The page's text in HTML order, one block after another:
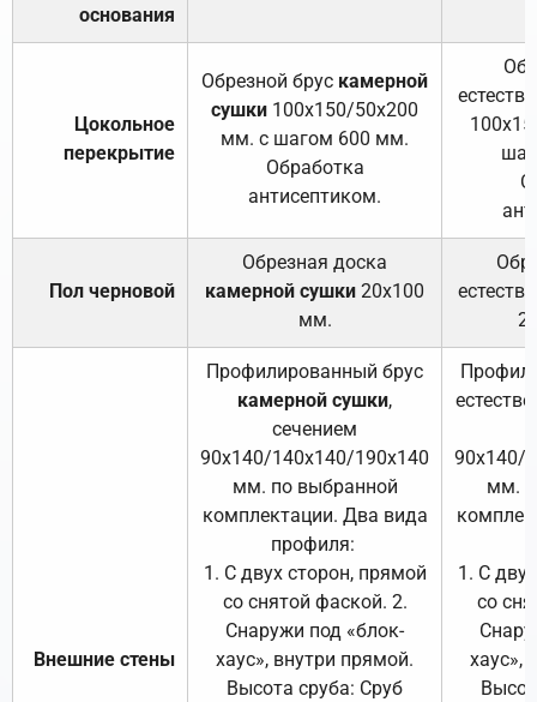
основания
Цокольное
перекрытие
Обрезной брус камерной
сушки 100х150/50х200
мм. с шагом 600 мм.
Обработка
антисептиком.
Пол черновой
Обрезная доска
камерной сушки 20х100
мм.
Внешние стены
Профилированный брус
камерной сушки,
сечением
90х140/140х140/190х140
мм. по выбранной
комплектации. Два вида
профиля:
1. С двух сторон, прямой
со снятой фаской. 2.
Снаружи под «блок-
хаус», внутри прямой.
Высота сруба: Сруб
90х140/
мм.
1. С
со
хаус»,